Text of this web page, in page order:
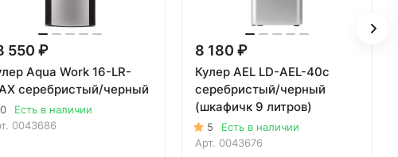
550 ₽
Aqua Work 16-LR-
серебристый/черный
0
Есть в наличии
0043686
8 180 ₽
Кулер AEL LD-AEL-40c
серебристый/черный
(шкафичк 9 литров)
5
Есть в наличии
Арт. 0043676